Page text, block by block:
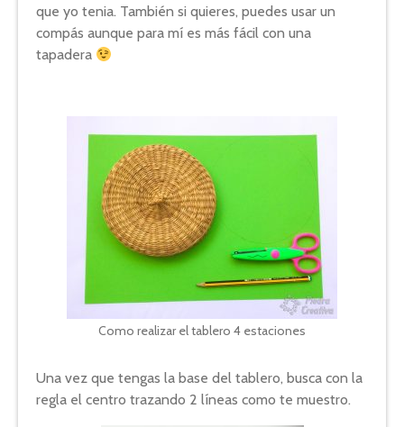
que yo tenia. También si quieres, puedes usar un
compás aunque para mí es más fácil con una
tapadera
Como realizar el tablero 4 estaciones
Una vez que tengas la base del tablero, busca con la
regla el centro trazando 2 líneas como te muestro.